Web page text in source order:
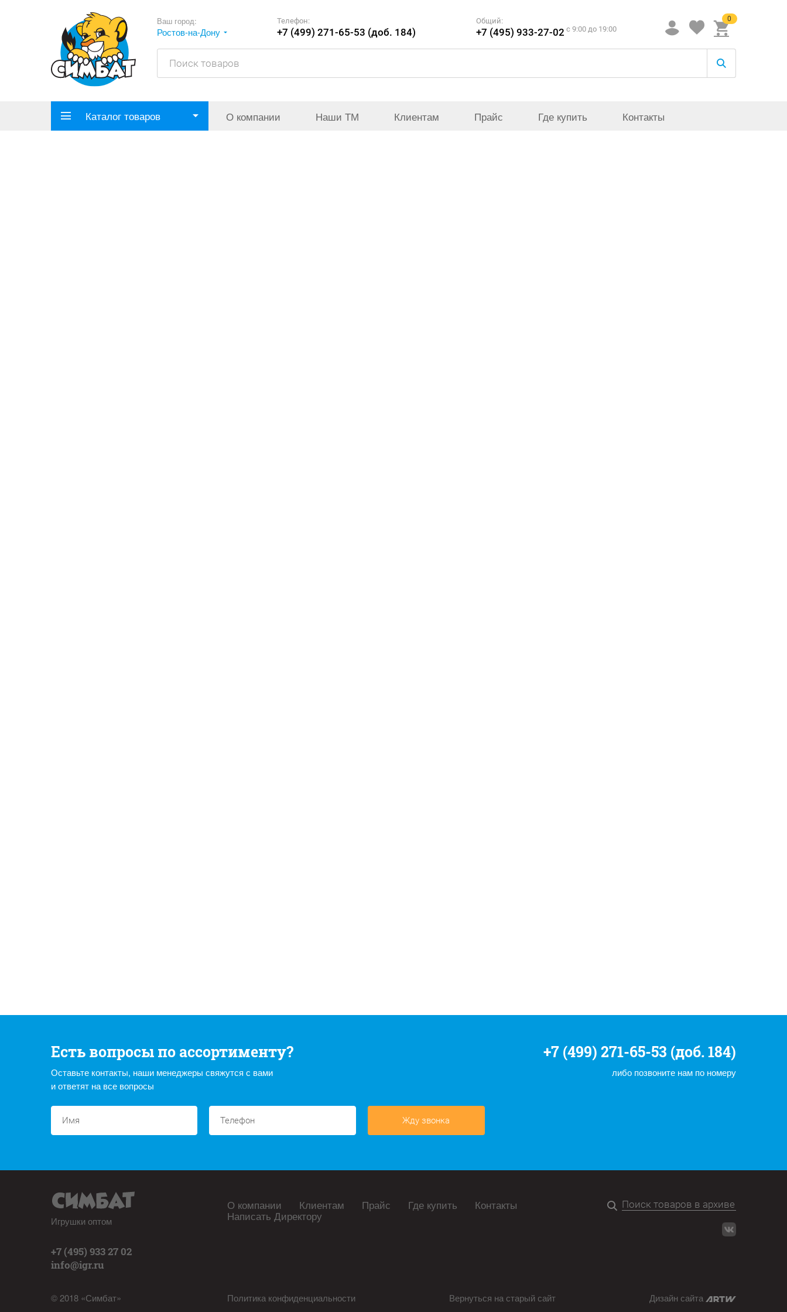
Ваш город:
Ростов-на-Дону
Телефон:
+7 (499) 271-65-53 (доб. 184)
Общий:
+7 (495) 933-27-02 c 9:00 до 19:00
0
Каталог товаров О компании Наши ТМ Клиентам Прайс Где купить Контакты
Есть вопросы по ассортименту?
Оставьте контакты, наши менеджеры свяжутся с вами
и ответят на все вопросы
+7 (499) 271-65-53 (доб. 184)
либо позвоните нам по номеру
Жду звонка
Игрушки оптом
+7 (495) 933 27 02
info@igr.ru
© 2018 «Симбат»
О компании Клиентам Прайс Где купить Контакты
Написать Директору
Политика конфиденциальности Вернуться на старый сайт Дизайн сайта